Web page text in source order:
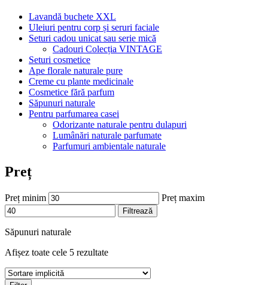
Lavandă buchete XXL
Uleiuri pentru corp și seruri faciale
Seturi cadou unicat sau serie mică
Cadouri Colecția VINTAGE
Seturi cosmetice
Ape florale naturale pure
Creme cu plante medicinale
Cosmetice fără parfum
Săpunuri naturale
Pentru parfumarea casei
Odorizante naturale pentru dulapuri
Lumânări naturale parfumate
Parfumuri ambientale naturale
Preț
Preț minim Preț maxim
Filtrează
Săpunuri naturale
Afișez toate cele 5 rezultate